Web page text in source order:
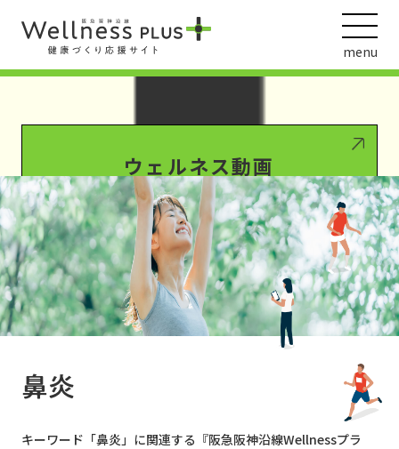
Warning : Undefined array key 0 in/var/www/wordpress/wp-
content/themes/HankyuHanshin2020/functions.php
1016
/var/www/wordpress/wp-
menu
鼻炎
キーワード「鼻炎」に関連する『阪急阪神沿線Wellnessプラ
ウェルネス動画
阪急阪神ホールディングス
ヘルスケアの取組